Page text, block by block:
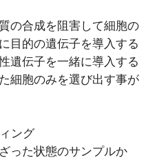
の合成を阻害して細胞の
目的の遺伝子を導入する
遺伝子を一緒に導入する
細胞のみを選び出す事が
ング
った状態のサンプルか